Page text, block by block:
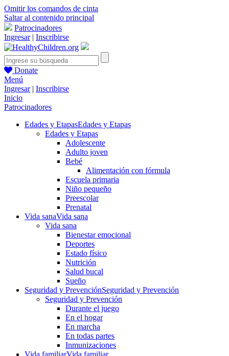
Omitir los comandos de cinta
Saltar al contenido principal
Patrocinadores
Ingresar| Inscribirse
Donate
Menú
Ingresar| Inscribirse
Inicio
Patrocinadores
Edades y EtapasEdades y Etapas
Edades y Etapas
Adolescente
Adulto joven
Bebé
Alimentación con fórmula
Escuela primaria
Niño pequeño
Preescolar
Prenatal
Vida sanaVida sana
Vida sana
Bienestar emocional
Deportes
Estado físico
Nutrición
Salud bucal
Sueño
Seguridad y PrevenciónSeguridad y Prevención
Seguridad y Prevención
Durante el juego
En el hogar
En marcha
En todas partes
Inmunizaciones
Vida familiarVida familiar